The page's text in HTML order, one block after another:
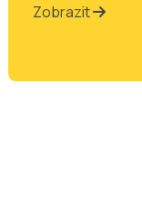
Zobrazit